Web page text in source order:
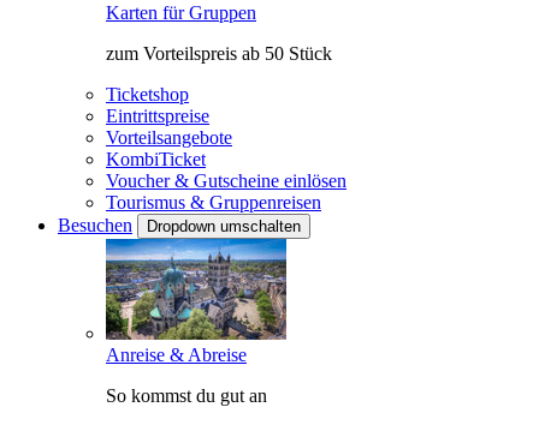
Karten für Gruppen
zum Vorteilspreis ab 50 Stück
Ticketshop
Eintrittspreise
Vorteilsangebote
KombiTicket
Voucher & Gutscheine einlösen
Tourismus & Gruppenreisen
Besuchen
Dropdown umschalten
Anreise & Abreise
So kommst du gut an